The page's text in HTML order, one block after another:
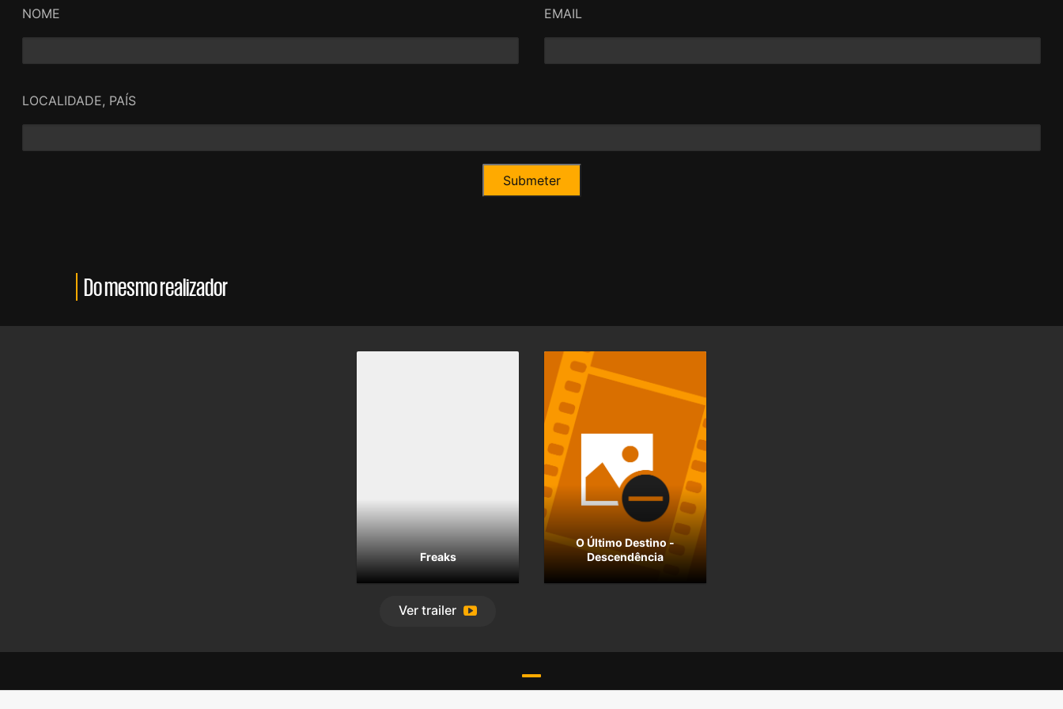
NOME EMAIL
LOCALIDADE, PAÍS
Do mesmo realizador
Freaks
Ver trailer
O Último Destino -
Descendência